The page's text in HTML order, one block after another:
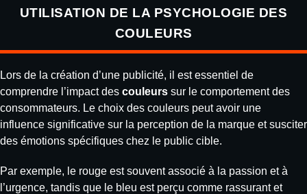
UTILISATION DE LA PSYCHOLOGIE DES
COULEURS
Lors de la création d’une publicité, il est essentiel de
comprendre l’impact des couleurs sur le comportement des
consommateurs. Le choix des couleurs peut avoir une
influence significative sur la perception de la marque et susciter
des émotions spécifiques chez le public cible.
Par exemple, le rouge est souvent associé à la passion et à
l’urgence, tandis que le bleu est perçu comme rassurant et